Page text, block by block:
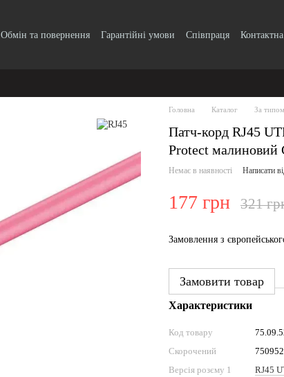
Обмін та повернення Гарантійні умови Співпраця
Головна Каталог За
Патч-корд RJ45
Protect малиновий
Немає в наявності Написати
177 грн 321
Замовлення з
Замовити товар
Характеристики
Код товару
Скорочений
Версія розєму 1
RJ45